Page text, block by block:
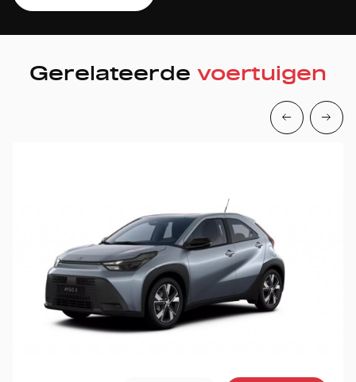
Gerelateerde voertuigen